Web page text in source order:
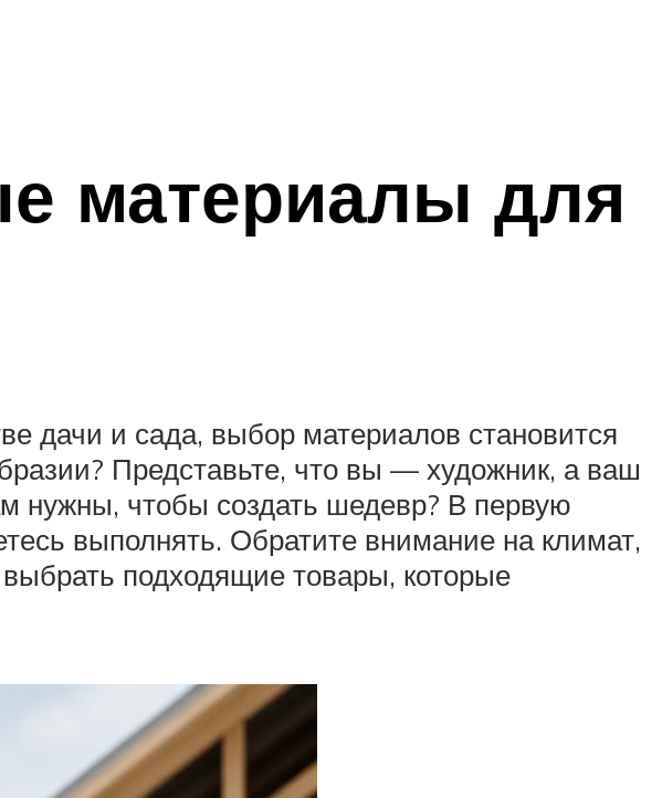
материалы для
дачи и сада, выбор материалов становится
Представьте, что вы — художник, а ваш
нужны, чтобы создать шедевр? В первую
выполнять. Обратите внимание на климат,
подходящие товары, которые